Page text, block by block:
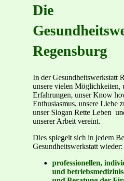
Die
Regensburg
In der Gesundheitswerkstatt
unsere vielen Möglichkeiten,
Erfahrungen, unser Know
Enthusiasmus, unsere Liebe
unser Slogan Rette Leben
unserer Arbeit vereint.
Dies spiegelt sich in jedem
Gesundheitswerkstatt wieder:
professionellen,
und